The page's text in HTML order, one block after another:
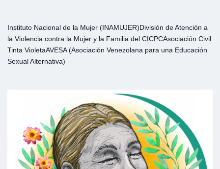
Instituto Nacional de la Mujer (INAMUJER)División de Atención a
la Violencia contra la Mujer y la Familia del CICPCAsociación Civil
Tinta VioletaAVESA (Asociación Venezolana para una Educación
Sexual Alternativa)